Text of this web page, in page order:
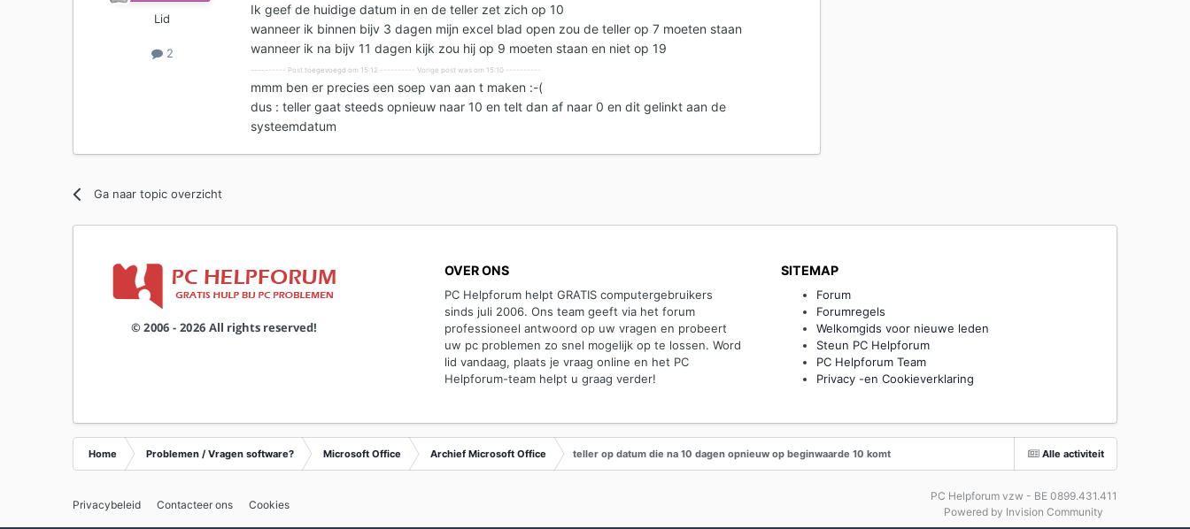
Lid
2
Ik geef de huidige datum in en de teller zet zich op 10
wanneer ik binnen bijv 3 dagen mijn excel blad open zou de teller op 7 moeten staan
wanneer ik na bijv 11 dagen kijk zou hij op 9 moeten staan en niet op 19
---------- Post toegevoegd om 15:12 ---------- Vorige post was om 15:10 ----------
mmm ben er precies een soep van aan t maken :-(
dus : teller gaat steeds opnieuw naar 10 en telt dan af naar 0 en dit gelinkt aan de
systeemdatum
Ga naar topic overzicht
OVER ONS
PC Helpforum helpt GRATIS computergebruikers
sinds juli 2006. Ons team geeft via het forum
professioneel antwoord op uw vragen en probeert
uw pc problemen zo snel mogelijk op te lossen. Word
lid vandaag, plaats je vraag online en het PC
Helpforum-team helpt u graag verder!
SITEMAP
Forum
Forumregels
Welkomgids voor nieuwe leden
Steun PC Helpforum
PC Helpforum Team
Privacy -en Cookieverklaring
Alle activiteit
Home Problemen / Vragen software? Microsoft Office Archief Microsoft Office teller op datum die na 10 dagen opnieuw op beginwaarde 10 komt
Privacybeleid Contacteer ons Cookies
PC Helpforum vzw - BE 0899.431.411
Powered by Invision Community